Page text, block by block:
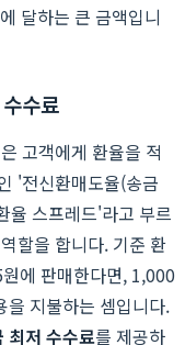
달하는 큰 금액입니
수료
고객에게 환율을 적
'전신환매도율(송금
율 스프레드'라고 부르
할을 합니다. 기준 환
에 판매한다면, 1,000
지불하는 셈입니다.
최저 수수료를 제공하